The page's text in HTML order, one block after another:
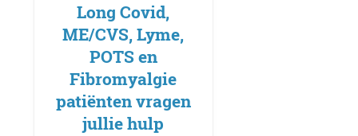
Long Covid,
ME/CVS, Lyme,
POTS en
Fibromyalgie
patiënten vragen
jullie hulp